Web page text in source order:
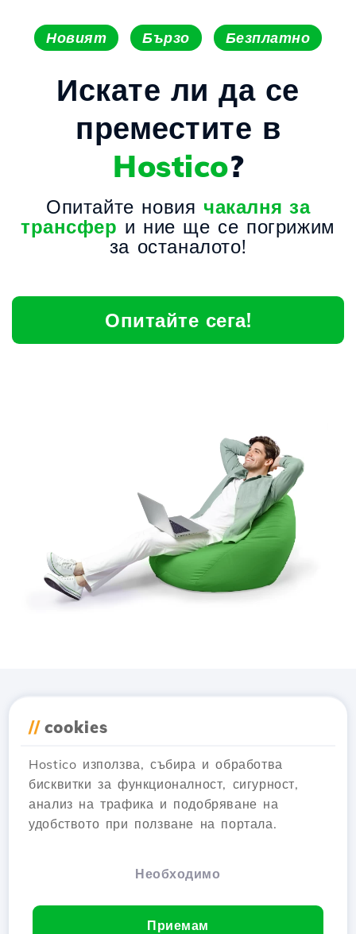
Новият Бързо Безплатно
Искате ли да се
преместите в
Hostico?
Опитайте новия чакалня за
трансфер и ние ще се погрижим
за останалото!
Опитайте сега!
// cookies
Hostico използва, събира и обработва
бисквитки за функционалност, сигурност,
анализ на трафика и подобряване на
удобството при ползване на портала.
Необходимо
Приемам